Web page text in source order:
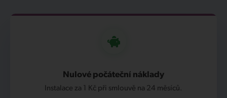
Nulové počáteční náklady
Instalace za 1 Kč při smlouvě na 24 měsíců.